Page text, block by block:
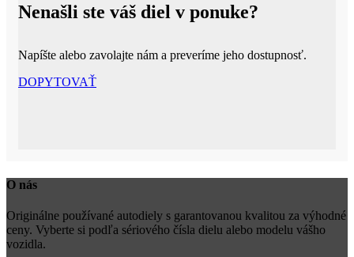
Nenašli ste váš diel v ponuke?
Napíšte alebo zavolajte nám a preveríme jeho dostupnosť.
DOPYTOVAŤ
O nás
Originálne používané autodiely s garantovanou kvalitou za výhodné
ceny. Vyberte si podľa sériového čísla dielu alebo modelu vášho
vozidla.